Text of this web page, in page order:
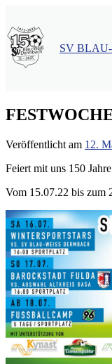
springen
SV
Veröffentlicht am 12.
Feiert mit uns 150
Vom 15.07.22 bis zum